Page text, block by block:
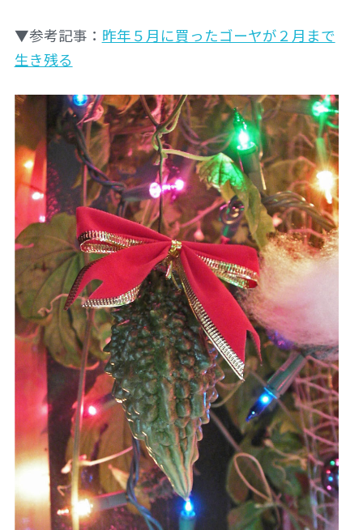
▼参考記事： 昨年５月に買ったゴーヤが２月まで
生き残る